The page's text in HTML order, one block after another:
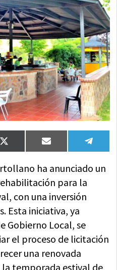
Compartir
en
X
(Twitter)
Compartir
en
Email
en
ha anunciado un
para la
con una inversión
Esta iniciativa, ya
Gobierno Local, se
el proceso de licitación
una renovada
temporada estival de